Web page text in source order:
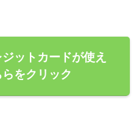
ットカードが使え
をクリック